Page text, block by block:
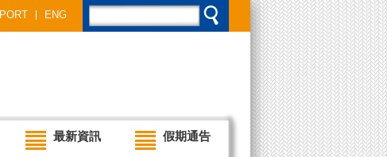
PORT ENG
最新資訊 假期通告